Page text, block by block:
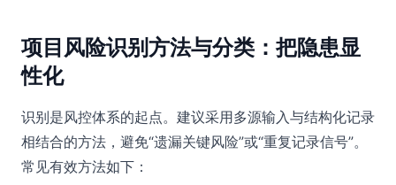
项目风险识别方法与分类：把隐患显
性化
识别是风控体系的起点。建议采用多源输入与结构化记录
相结合的方法，避免“遗漏关键风险”或“重复记录信号”。
常见有效方法如下：